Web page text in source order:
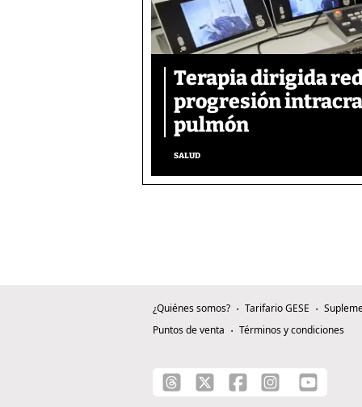
Terapia dirigida
progresión
pulmón
SALUD
¿Quiénes somos? Tarifario GESE
Puntos de venta
Términos y condiciones